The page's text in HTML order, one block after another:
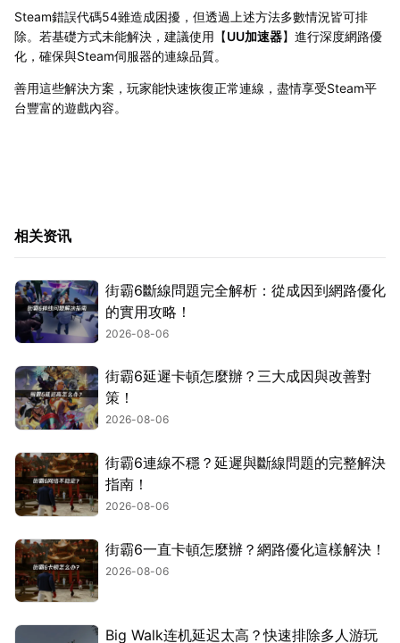
Steam錯誤代碼54雖造成困擾，但透過上述方法多數情況皆可排
除。若基礎方式未能解決，建議使用【UU加速器】進行深度網路優
化，確保與Steam伺服器的連線品質。
善用這些解決方案，玩家能快速恢復正常連線，盡情享受Steam平
台豐富的遊戲內容。
相关资讯
街霸6斷線問題完全解析：從成因到網路優化
的實用攻略！
2026-08-06
街霸6延遲卡頓怎麼辦？三大成因與改善對
策！
2026-08-06
街霸6連線不穩？延遲與斷線問題的完整解決
指南！
2026-08-06
街霸6一直卡頓怎麼辦？網路優化這樣解決！
2026-08-06
Big Walk连机延迟太高？快速排除多人游玩